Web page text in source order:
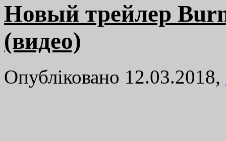
Новый трейлер
(видео)
Опубліковано 12.03.2018,